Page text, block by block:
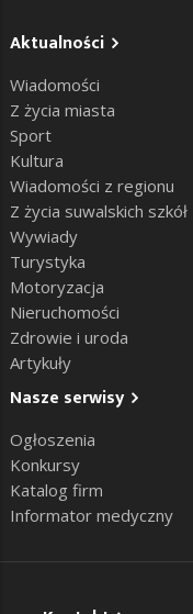
Aktualności
Wiadomości
Z życia miasta
Sport
Kultura
Wiadomości z regionu
Z życia suwalskich szkół
Wywiady
Turystyka
Motoryzacja
Nieruchomości
Zdrowie i uroda
Artykuły
Nasze serwisy
Ogłoszenia
Konkursy
Katalog firm
Informator medyczny